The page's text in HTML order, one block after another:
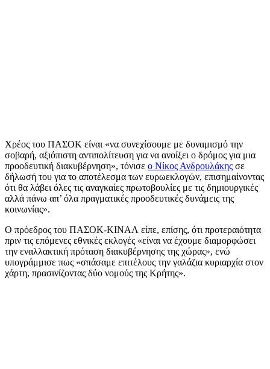
Χρέος του ΠΑΣΟΚ είναι «να συνεχίσουμε με δυναμισμό την
σοβαρή, αξιόπιστη αντιπολίτευση για να ανοίξει ο δρόμος για μια
προοδευτική διακυβέρνηση», τόνισε ο Νίκος Ανδρουλάκης σε
δήλωσή του για το αποτέλεσμα των ευρωεκλογών, επισημαίνοντας
ότι θα λάβει όλες τις αναγκαίες πρωτοβουλίες με τις δημιουργικές
αλλά πάνω απ’ όλα πραγματικές προοδευτικές δυνάμεις της
κοινωνίας».
Ο πρόεδρος του ΠΑΣΟΚ-ΚΙΝΑΛ είπε, επίσης, ότι προτεραιότητα
πριν τις επόμενες εθνικές εκλογές «είναι να έχουμε διαμορφώσει
την εναλλακτική πρόταση διακυβέρνησης της χώρας», ενώ
υπογράμμισε πως «σπάσαμε επιτέλους την γαλάζια κυριαρχία στον
χάρτη, πρασινίζοντας δύο νομούς της Κρήτης».